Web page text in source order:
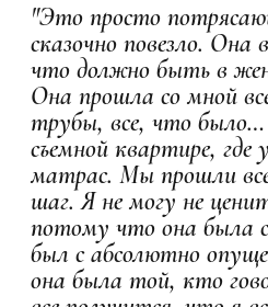
"Это просто
сказочно повезло. Она
что должно быть в
Она прошла со мной
трубы, все, что
съемной квартире, где
матрас. Мы прошли
шаг. Я не могу не
потому что она была
был с абсолютно
она была той, кто